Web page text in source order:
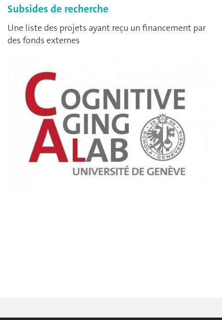
Subsides de recherche
Une liste des projets ayant reçu un financement par
des fonds externes